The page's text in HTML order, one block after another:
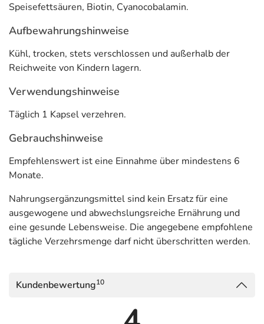
Speisefettsäuren, Biotin, Cyanocobalamin.
Aufbewahrungshinweise
Kühl, trocken, stets verschlossen und außerhalb der
Reichweite von Kindern lagern.
Verwendungshinweise
Täglich 1 Kapsel verzehren.
Gebrauchshinweise
Empfehlenswert ist eine Einnahme über mindestens 6
Monate.
Nahrungsergänzungsmittel sind kein Ersatz für eine
ausgewogene und abwechslungsreiche Ernährung und
eine gesunde Lebensweise. Die angegebene empfohlene
tägliche Verzehrsmenge darf nicht überschritten werden.
Kundenbewertung10